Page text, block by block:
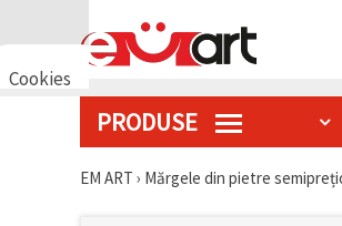
Cookies
PRODUSE
EM ART › Mărgele din pietre